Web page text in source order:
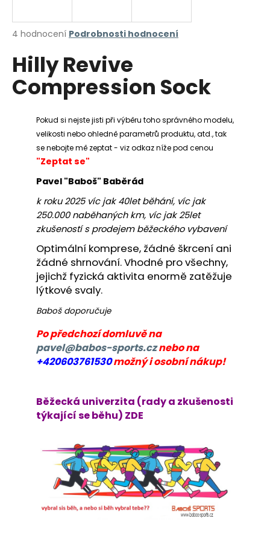
Průměrné
produktu
je
5,0
z
4 hodnocení Podrobnosti hodnocení
Hilly Revive
Compression Sock
Pokud si nejste jisti při výběru toho správného modelu,
velikosti nebo ohledně parametrů produktu, atd., tak
se nebojte mě zeptat - viz odkaz níže pod cenou
"Zeptat se"
Pavel "Baboš" Baběrád
k roku 2025 víc jak 40let běhání, víc jak
250.000 naběhaných km, víc jak 25let
zkušeností s prodejem běžeckého vybavení
Optimální komprese, žádné škrcení ani
žádné shrnování. Vhodné pro všechny,
jejichž fyzická aktivita enormě zatěžuje
lýtkové svaly.
Baboš doporučuje
Po předchozí domluvě na
pavel@babos-sports.cznebo na
+420603761530možný i osobní nákup!
Běžecká univerzita (rady a zkušenosti
týkající se běhu) ZDE
j
t
?
HLEDAT
RONHILL
STRIDE
SUNDOWN
JACKET